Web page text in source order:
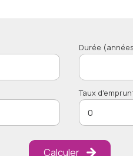
Durée
Taux
Calculer